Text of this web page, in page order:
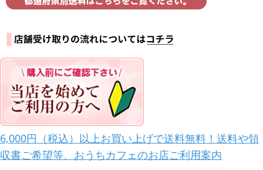
6,000円（税込）以上お買い上げで送料無料！送料や領
収書ご希望等、おうちカフェのお店ご利用案内